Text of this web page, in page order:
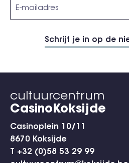
cultuurcentrum
CasinoKoksijde
Casinoplein 10/11
8670 Koksijde
T +32 (0)58 53 29 99